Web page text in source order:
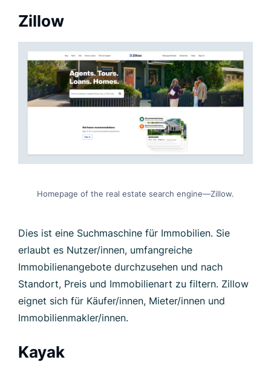
Zillow
Homepage of the real estate search engine—Zillow.
Dies ist eine Suchmaschine für Immobilien. Sie
erlaubt es Nutzer/innen, umfangreiche
Immobilienangebote durchzusehen und nach
Standort, Preis und Immobilienart zu filtern. Zillow
eignet sich für Käufer/innen, Mieter/innen und
Immobilienmakler/innen.
Kayak